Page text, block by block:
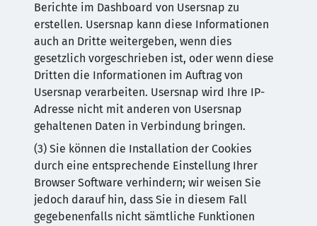
Berichte im Dashboard von Usersnap zu
erstellen. Usersnap kann diese Informationen
auch an Dritte weitergeben, wenn dies
gesetzlich vorgeschrieben ist, oder wenn diese
Dritten die Informationen im Auftrag von
Usersnap verarbeiten. Usersnap wird Ihre IP-
Adresse nicht mit anderen von Usersnap
gehaltenen Daten in Verbindung bringen.
(3) Sie können die Installation der Cookies
durch eine entsprechende Einstellung Ihrer
Browser Software verhindern; wir weisen Sie
jedoch darauf hin, dass Sie in diesem Fall
gegebenenfalls nicht sämtliche Funktionen